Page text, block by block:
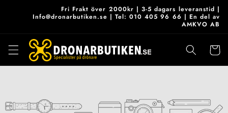
Fri Frakt över 2000kr | 3-5 dagars leveranstid |
Info@dronarbutiken.se | Tel: 010 405 96 66 | En del av
AMKVO AB